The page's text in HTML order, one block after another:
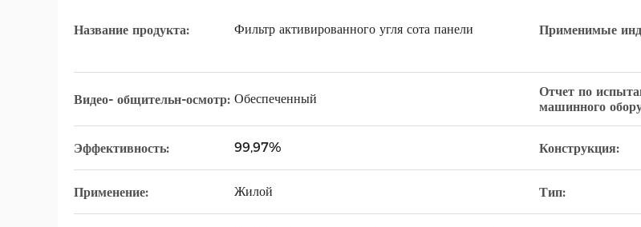
Название продукта: Фильтр активированного угля сота панели Применимые
Видео- общительн-осмотр: Обеспеченный
Отчет по
машинного
Эффективность: 99,97% Конструкция:
Применение: Жилой Тип: